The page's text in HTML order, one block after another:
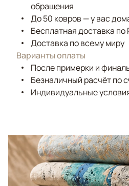
обращения
До 50 ковров — у вас
Бесплатная доставка по
Доставка по всему миру
Варианты оплаты
После примерки и
Безналичный расчёт по
Индивидуальные